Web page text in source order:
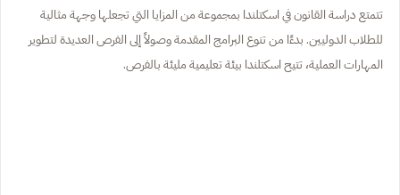
تتمتع دراسة القانون في اسكتلندا بمجموعة من المزايا التي تجعلها وجهة مثالية
للطلاب الدوليين. بدءًا من تنوع البرامج المقدمة وصولاً إلى الفرص العديدة لتطوير
المهارات العملية، تتيح اسكتلندا بيئة تعليمية مليئة بالفرص.